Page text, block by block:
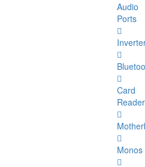
Audio
Ports
Card
Reader
Monos